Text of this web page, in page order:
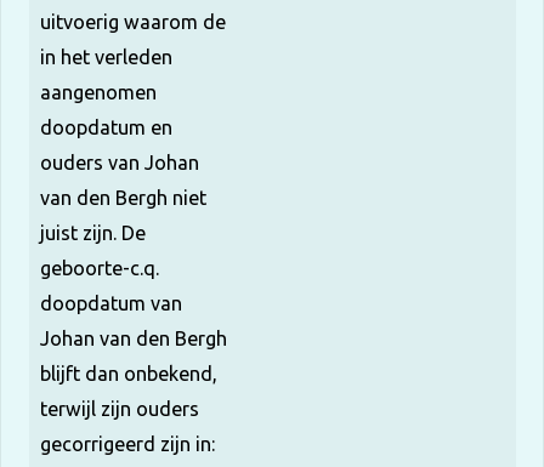
uitvoerig waarom de
in het verleden
aangenomen
doopdatum en
ouders van Johan
van den Bergh niet
juist zijn. De
geboorte-c.q.
doopdatum van
Johan van den Bergh
blijft dan onbekend,
terwijl zijn ouders
gecorrigeerd zijn in: